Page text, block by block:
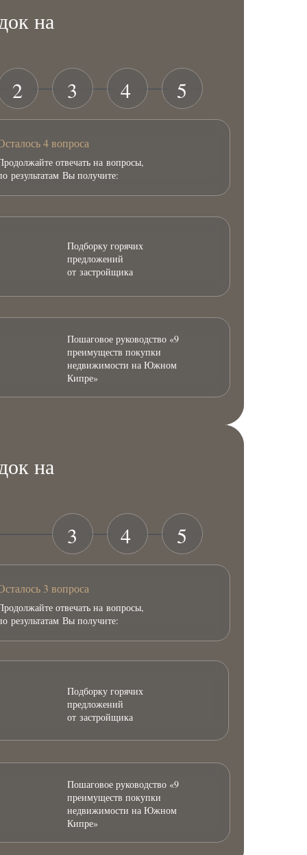
4 вопроса
отвечать на вопросы,
результатам Вы получите:
Подборку горячих
предложений
от застройщика
Пошаговое руководство «9
преимуществ покупки
недвижимости на Южном
Кипре»
на
2 3 4 5
Подборку горячих
предложений
от застройщика
Пошаговое руководство «9
преимуществ покупки
недвижимости на Южном
Кипре»
3 вопроса
отвечать на вопросы,
результатам Вы получите:
4 5
3
на